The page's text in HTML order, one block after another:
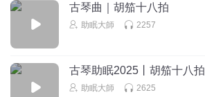
古琴曲｜胡笳十八拍
助眠大師 2257
古琴助眠2025丨胡笳十八拍
助眠大師 2625